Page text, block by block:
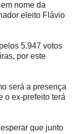
nome da
eleito Flávio
5.947 votos
por este
será a presença
o ex-prefeito terá
que junto